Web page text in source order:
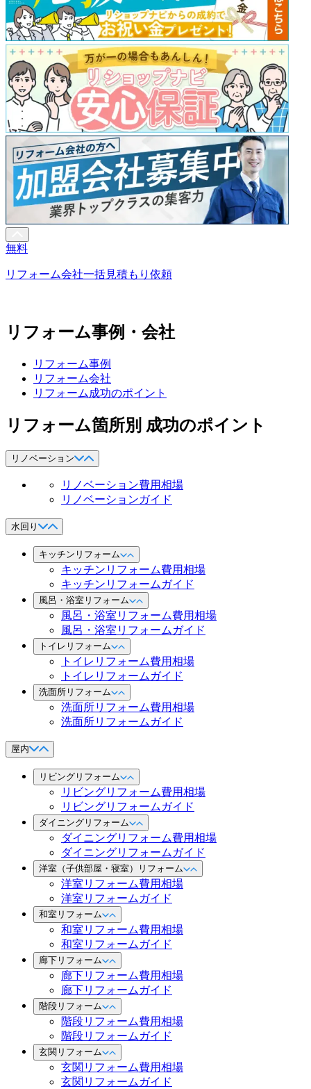
無料
リフォーム会社一括見積もり依頼
リフォーム事例・会社
リフォーム事例
リフォーム会社
リフォーム成功のポイント
リフォーム箇所別 成功のポイント
リノベーション
リノベーション費用相場
リノベーションガイド
水回り
キッチンリフォーム
キッチンリフォーム費用相場
キッチンリフォームガイド
風呂・浴室リフォーム
風呂・浴室リフォーム費用相場
風呂・浴室リフォームガイド
トイレリフォーム
トイレリフォーム費用相場
トイレリフォームガイド
洗面所リフォーム
洗面所リフォーム費用相場
洗面所リフォームガイド
屋内
リビングリフォーム
リビングリフォーム費用相場
リビングリフォームガイド
ダイニングリフォーム
ダイニングリフォーム費用相場
ダイニングリフォームガイド
洋室（子供部屋・寝室）リフォーム
洋室リフォーム費用相場
洋室リフォームガイド
和室リフォーム
和室リフォーム費用相場
和室リフォームガイド
廊下リフォーム
廊下リフォーム費用相場
廊下リフォームガイド
階段リフォーム
階段リフォーム費用相場
階段リフォームガイド
玄関リフォーム
玄関リフォーム費用相場
玄関リフォームガイド